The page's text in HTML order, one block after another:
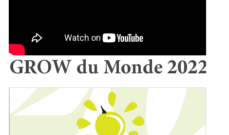
GROW du Monde 2022